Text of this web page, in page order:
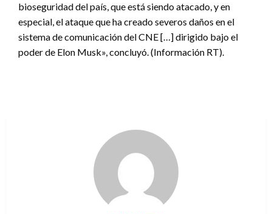
bioseguridad del país, que está siendo atacado, y en
especial, el ataque que ha creado severos daños en el
sistema de comunicación del CNE […] dirigido bajo el
poder de Elon Musk», concluyó. (Información RT).